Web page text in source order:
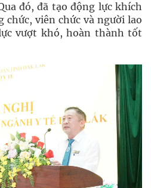
đó, đã tạo động lực khích
chức, viên chức và người lao
vượt khó, hoàn thành tốt